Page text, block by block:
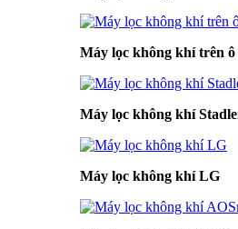
Máy lọc không khí trên
Máy lọc không khí
Máy lọc không khí LG